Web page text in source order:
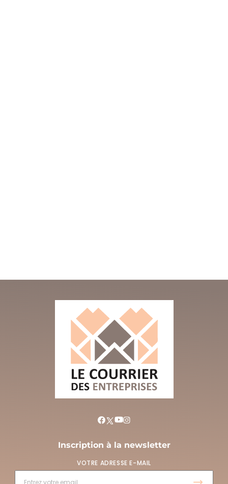
Inscription à la newsletter
VOTRE ADRESSE E-MAIL